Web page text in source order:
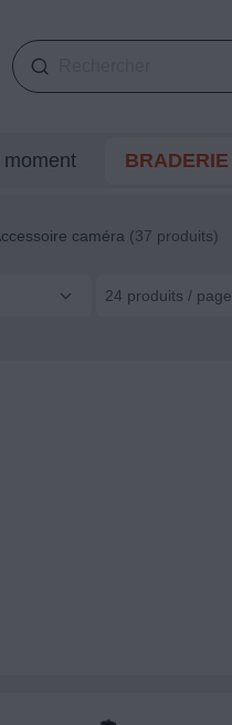
BRADERIE
caméra(37 produits)
24 produits / page